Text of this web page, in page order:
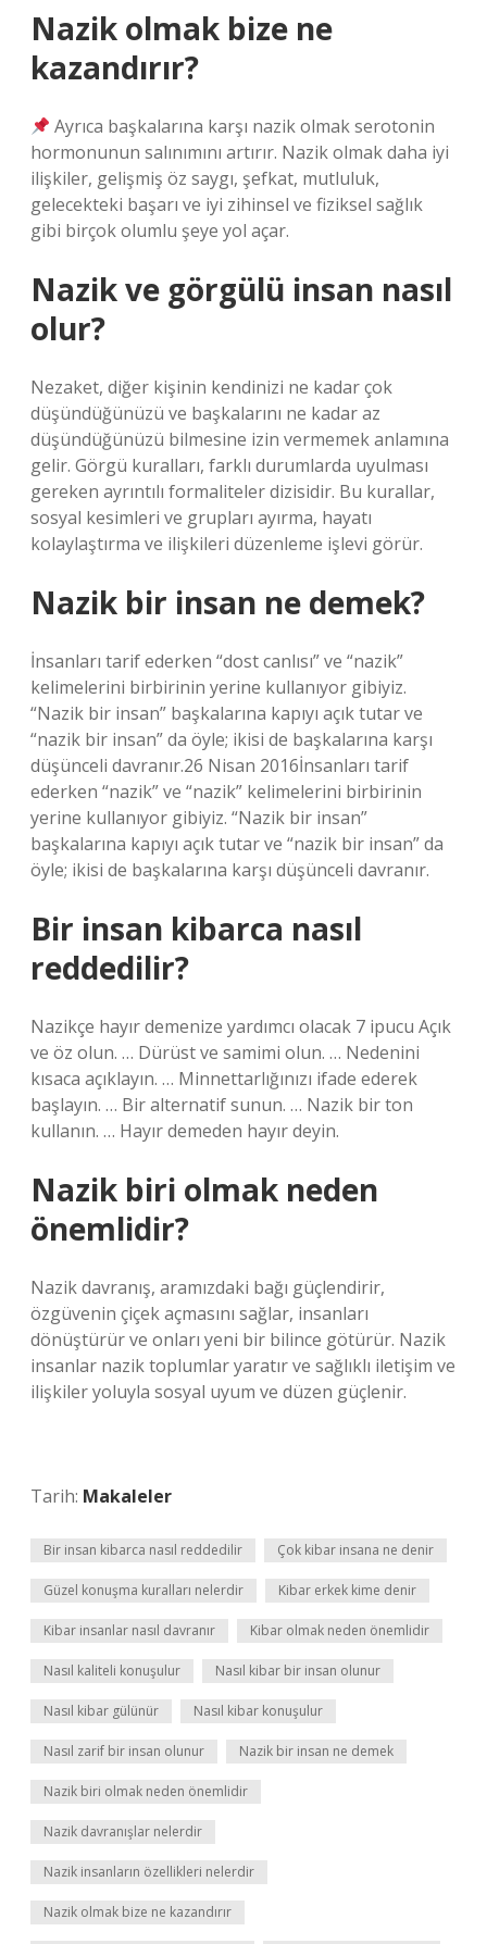
Nazik olmak bize ne
kazandırır?
Ayrıca başkalarına karşı nazik olmak serotonin
hormonunun salınımını artırır. Nazik olmak daha iyi
ilişkiler, gelişmiş öz saygı, şefkat, mutluluk,
gelecekteki başarı ve iyi zihinsel ve fiziksel sağlık
gibi birçok olumlu şeye yol açar.
Nazik ve görgülü insan nasıl
olur?
Nezaket, diğer kişinin kendinizi ne kadar çok
düşündüğünüzü ve başkalarını ne kadar az
düşündüğünüzü bilmesine izin vermemek anlamına
gelir. Görgü kuralları, farklı durumlarda uyulması
gereken ayrıntılı formaliteler dizisidir. Bu kurallar,
sosyal kesimleri ve grupları ayırma, hayatı
kolaylaştırma ve ilişkileri düzenleme işlevi görür.
Nazik bir insan ne demek?
İnsanları tarif ederken “dost canlısı” ve “nazik”
kelimelerini birbirinin yerine kullanıyor gibiyiz.
“Nazik bir insan” başkalarına kapıyı açık tutar ve
“nazik bir insan” da öyle; ikisi de başkalarına karşı
düşünceli davranır.26 Nisan 2016İnsanları tarif
ederken “nazik” ve “nazik” kelimelerini birbirinin
yerine kullanıyor gibiyiz. “Nazik bir insan”
başkalarına kapıyı açık tutar ve “nazik bir insan” da
öyle; ikisi de başkalarına karşı düşünceli davranır.
Bir insan kibarca nasıl
reddedilir?
Nazikçe hayır demenize yardımcı olacak 7 ipucu Açık
ve öz olun. … Dürüst ve samimi olun. … Nedenini
kısaca açıklayın. … Minnettarlığınızı ifade ederek
başlayın. … Bir alternatif sunun. … Nazik bir ton
kullanın. … Hayır demeden hayır deyin.
Nazik biri olmak neden
önemlidir?
Nazik davranış, aramızdaki bağı güçlendirir,
özgüvenin çiçek açmasını sağlar, insanları
dönüştürür ve onları yeni bir bilince götürür. Nazik
insanlar nazik toplumlar yaratır ve sağlıklı iletişim ve
ilişkiler yoluyla sosyal uyum ve düzen güçlenir.
Tarih: Makaleler
Bir insan kibarca nasıl reddedilir Çok kibar insana ne denir
Güzel konuşma kuralları nelerdir Kibar erkek kime denir
Kibar insanlar nasıl davranır Kibar olmak neden önemlidir
Nasıl kaliteli konuşulur Nasıl kibar bir insan olunur
Nasıl kibar gülünür Nasıl kibar konuşulur
Nasıl zarif bir insan olunur Nazik bir insan ne demek
Nazik biri olmak neden önemlidir
Nazik davranışlar nelerdir
Nazik insanların özellikleri nelerdir
Nazik olmak bize ne kazandırır